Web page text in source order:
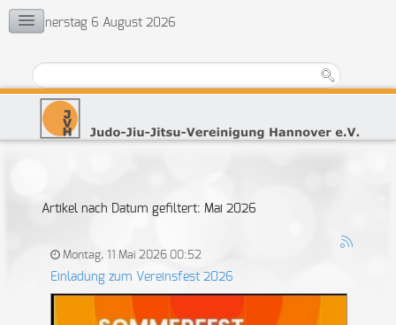
Donnerstag 6 August 2026
KONTAKT
Jugendvertretung
Übungsleiter
Artikel nach Datum gefiltert: Mai 2026
Montag, 11 Mai 2026 00:52
Einladung zum Vereinsfest 2026